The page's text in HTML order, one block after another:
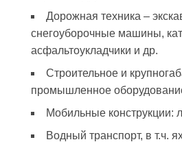
Дорожная техника –
снегоуборочные машины,
асфальтоукладчики и др.
Строительное и
промышленное
Мобильные конструкции:
Водный транспорт, в т.ч.